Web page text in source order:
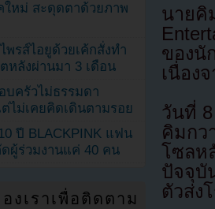
นาย
ของนั
เนื่อง
วันที่
คิมกว
โซลห
ปัจจุบั
ตัวส่ง
หม่ สะดุดตาด้วยภาพ
พรส์ไอยูด้วยเค้กสั่งทำ
หลังผ่านมา 3 เดือน
บครัวไม่ธรรมดา
ไม่เคยคิดเดินตามรอย
ปี BLACKPINK แฟน
ผู้ร่วมงานแค่ 40 คน
งเราเพื่อติดตาม